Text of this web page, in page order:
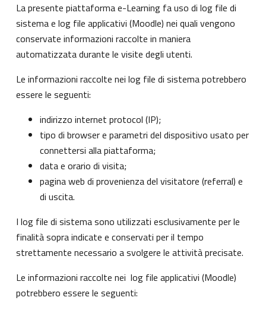
La presente piattaforma e-Learning fa uso di log file di
sistema e log file applicativi (Moodle) nei quali vengono
conservate informazioni raccolte in maniera
automatizzata durante le visite degli utenti.
Le informazioni raccolte nei log file di sistema potrebbero
essere le seguenti:
indirizzo internet protocol (IP);
tipo di browser e parametri del dispositivo usato per
connettersi alla piattaforma;
data e orario di visita;
pagina web di provenienza del visitatore (referral) e
di uscita.
I log file di sistema sono utilizzati esclusivamente per le
finalità sopra indicate e conservati per il tempo
strettamente necessario a svolgere le attività precisate.
Le informazioni raccolte nei log file applicativi (Moodle)
potrebbero essere le seguenti: